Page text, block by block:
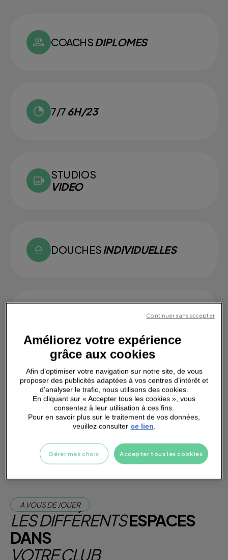
COACHSDIPLOMES
7/7 6H/23
STUDIOS
VIDEO
DOUCHESINDIVIDUELLES
PARKINGA PROXIMITÉ
Je m'abonne dès maintenant
Je teste la salle
A VOUS DE JOUER
LES DIFFÉRENTSESPACES
DANS
VOTRE CLUB
Améliorez votre expérience
grâce aux cookies
Afin d’optimiser votre navigation sur notre site, de vous
proposer des publicités adaptées à vos centres d’intérêt et
d’analyser le trafic, nous utilisons des cookies.
En cliquant sur « Accepter tous les cookies », vous
consentez à leur utilisation à ces fins.
Pour en savoir plus sur le traitement de vos données,
veuillez consulter ce lien
Accepter tous les cookies
Gérer mes choix
Continuer sans accepter